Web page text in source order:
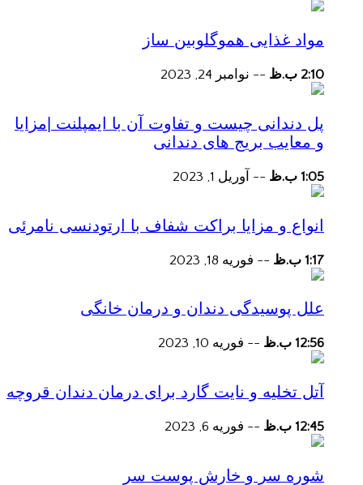
مواد غذایی هموگلوبین ساز
2:10 ب.ظ -- نوامبر 24, 2023
پل دندانی چیست و تفاوت آن با ایمپلنت |مزایا
و معایب بریج های دندانی
1:05 ب.ظ -- آوریل 1, 2023
انواع و مزایا براکت شفاف با ارتودنسی نامرئی
1:17 ب.ظ -- فوریه 18, 2023
علل پوسیدگی دندان و درمان خانگی
12:56 ب.ظ -- فوریه 10, 2023
آتل تخلیه و نایت گارد برای درمان دندان قروچه
12:45 ب.ظ -- فوریه 6, 2023
شوره سر و خارش پوست سر